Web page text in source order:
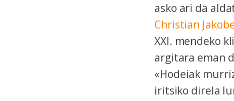
asko ari da
Christian
XXI. mendeko
argitara eman
«Hodeiak
iritsiko direla